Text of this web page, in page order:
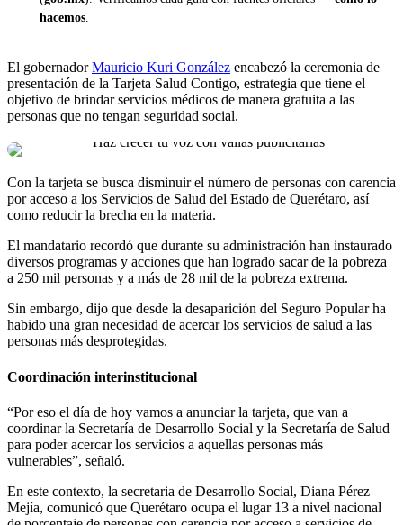
hacemos.
El gobernadorMauricio Kuri González encabezó la ceremonia de
presentación de la Tarjeta Salud Contigo, estrategia que tiene el
objetivo de brindar servicios médicos de manera gratuita a las
personas que no tengan seguridad social.
Con la tarjeta se busca disminuir el número de personas con carencia
por acceso a los Servicios de Salud del Estado de Querétaro, así
como reducir la brecha en la materia.
El mandatario recordó que durante su administración han instaurado
diversos programas y acciones que han logrado sacar de la pobreza
a 250 mil personas y a más de 28 mil de la pobreza extrema.
Sin embargo, dijo que desde la desaparición del Seguro Popular ha
habido una gran necesidad de acercar los servicios de salud a las
personas más desprotegidas.
Coordinación interinstitucional
“Por eso el día de hoy vamos a anunciar la tarjeta, que van a
coordinar la Secretaría de Desarrollo Social y la Secretaría de Salud
para poder acercar los servicios a aquellas personas más
vulnerables”, señaló.
En este contexto, la secretaria de Desarrollo Social, Diana Pérez
Mejía, comunicó que Querétaro ocupa el lugar 13 a nivel nacional